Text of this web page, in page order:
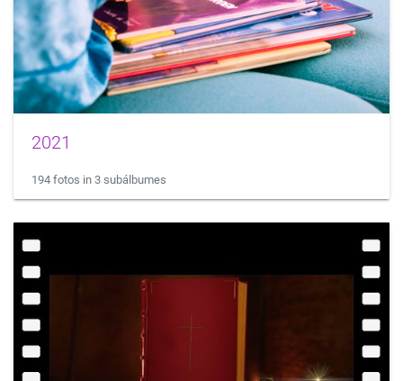
2021
194 fotos in 3 subálbumes